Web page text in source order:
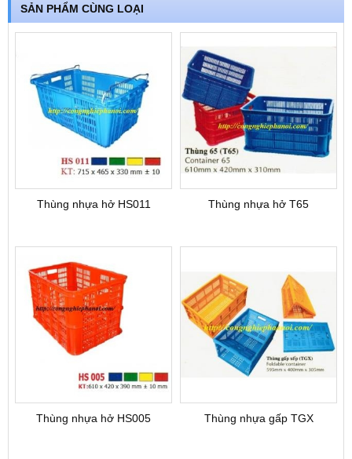
SẢN PHẨM CÙNG LOẠI
Thùng nhựa hở HS011 Thùng nhựa hở T65
Thùng nhựa hở HS005 Thùng nhựa gấp TGX